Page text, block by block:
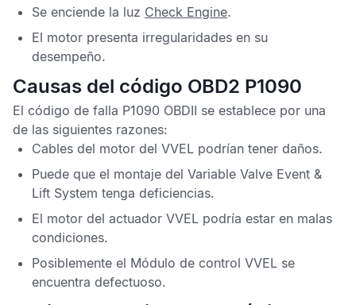
Se enciende la luz Check Engine.
El motor presenta irregularidades en su
desempeño.
Causas del código OBD2 P1090
El código de falla P1090 OBDII se establece por una
de las siguientes razones:
Cables del motor del VVEL podrían tener daños.
Puede que el montaje del Variable Valve Event &
Lift System tenga deficiencias.
El motor del actuador VVEL podría estar en malas
condiciones.
Posiblemente el Módulo de control VVEL se
encuentra defectuoso.